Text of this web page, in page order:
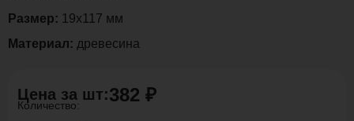
Цена за шт:382 ₽
Количество:
Размер: 19x117 мм
Материал: древесина